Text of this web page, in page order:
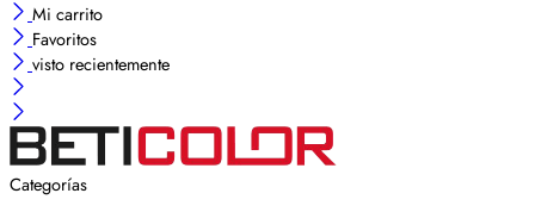
Mi carrito
Favoritos
visto recientemente
Categorías